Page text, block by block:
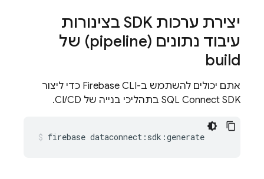
יצירת ערכות SDK בצינורות
עיבוד נתונים (pipeline) של
build
אתם יכולים להשתמש ב-Firebase CLI כדי ליצור
SQL Connect SDK בתהליכי בנייה של CI/CD.
firebase dataconnect:sdk:generate